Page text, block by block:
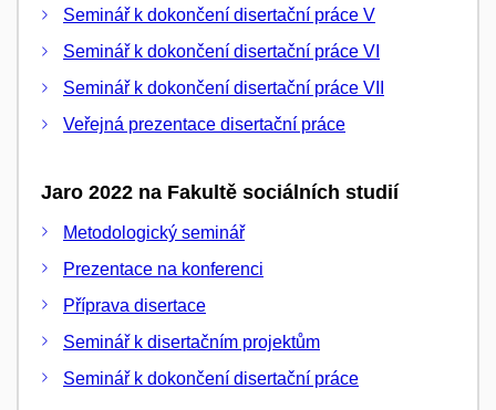
Seminář k dokončení disertační práce V
Seminář k dokončení disertační práce VI
Seminář k dokončení disertační práce VII
Veřejná prezentace disertační práce
Jaro 2022 na Fakultě sociálních studií
Metodologický seminář
Prezentace na konferenci
Příprava disertace
Seminář k disertačním projektům
Seminář k dokončení disertační práce